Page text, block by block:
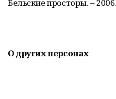
Бельские просторы. –
О других персонах